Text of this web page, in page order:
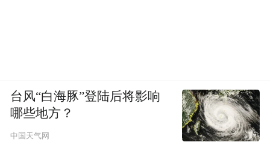
台风“白海豚”登陆后将影响
哪些地方？
中国天气网